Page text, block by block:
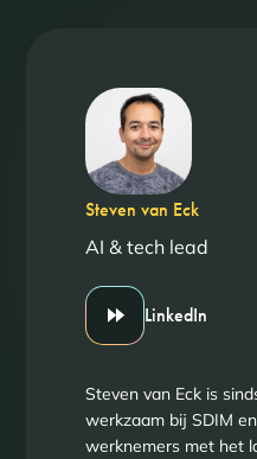
Steven van Eck
AI & tech lead
LinkedIn
Steven van Eck is
werkzaam bij SDIM
werknemers met het